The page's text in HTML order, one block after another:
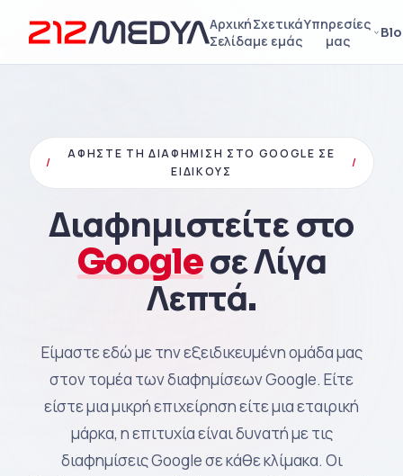
Αρχική
Σελίδα
Σχετικά
με εμάς
Υπηρεσίες
μας
/
ΑΦΉΣΤΕ ΤΗ ΔΙΑΦΉΜΙΣΗ ΣΤΟ GOOGLE ΣΕ
ΕΙΔΙΚΟΎΣ
/
Διαφημιστείτε στο
Googleσε Λίγα
Λεπτά.
Είμαστε εδώ με την εξειδικευμένη ομάδα μας
στον τομέα των διαφημίσεων Google. Είτε
είστε μια μικρή επιχείρηση είτε μια εταιρική
μάρκα, η επιτυχία είναι δυνατή με τις
διαφημίσεις Google σε κάθε κλίμακα. Οι